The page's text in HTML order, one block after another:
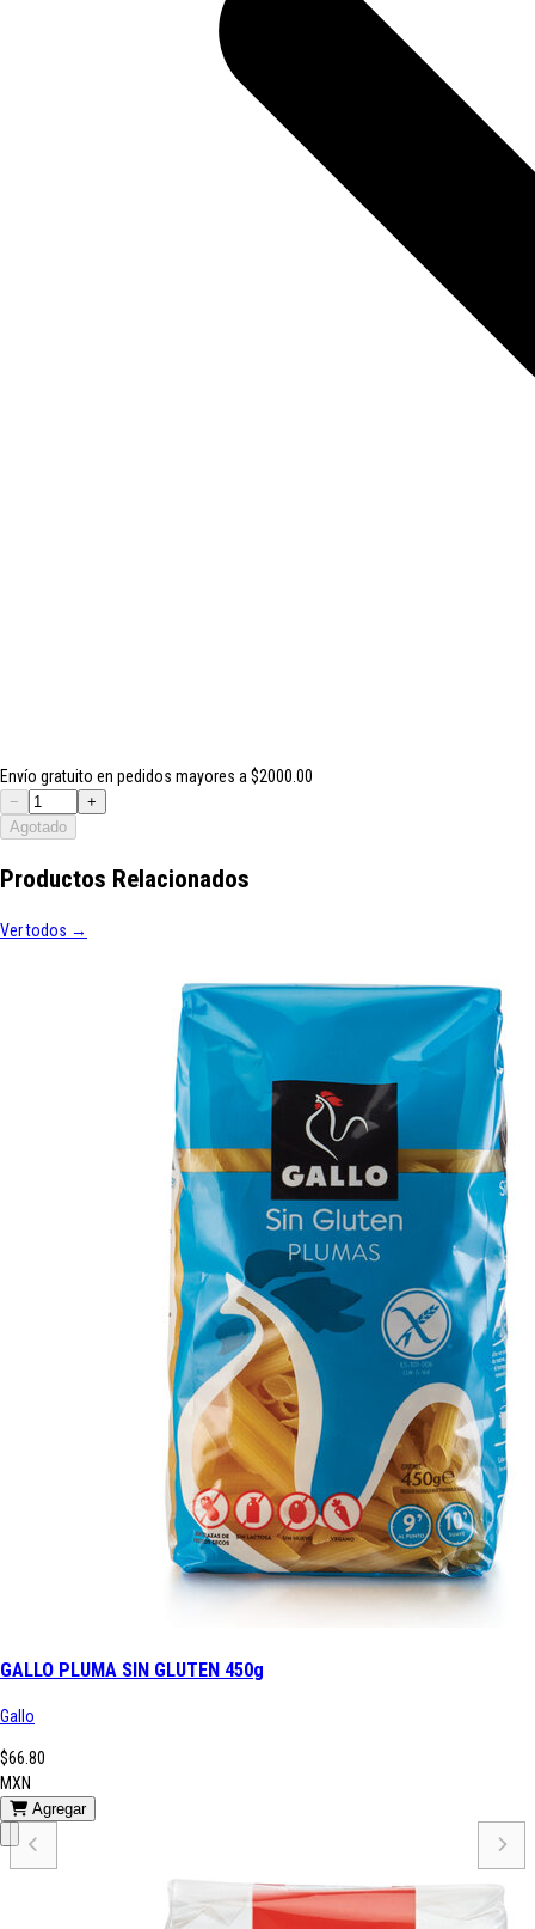
Envío gratuito en pedidos mayores a $2000.00
−
+
Agotado
Productos Relacionados
Ver todos →
GALLO PLUMA SIN GLUTEN 450g
Gallo
$66.80
MXN
Agregar